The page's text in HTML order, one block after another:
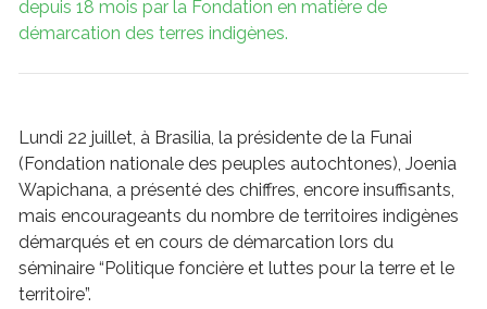
depuis 18 mois par la Fondation en matière de
démarcation des terres indigènes.
Lundi 22 juillet, à Brasilia, la présidente de la Funai
(Fondation nationale des peuples autochtones), Joenia
Wapichana, a présenté des chiffres, encore insuffisants,
mais encourageants du nombre de territoires indigènes
démarqués et en cours de démarcation lors du
séminaire “Politique foncière et luttes pour la terre et le
territoire”.